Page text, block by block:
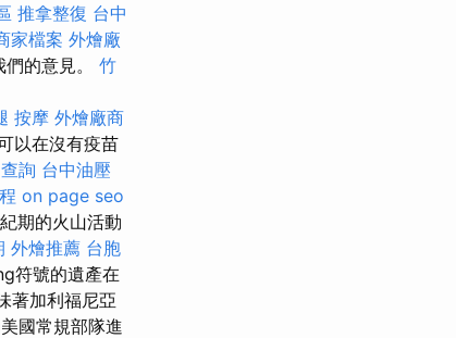
推拿整復 台中
家檔案 外燴廠
的意見。 竹
按摩 外燴廠商
以在沒有疫苗
詢 台中油壓
on page seo
期的火山活動
外燴推薦 台胞
符號的遺產在
著加利福尼亞
國常規部隊進